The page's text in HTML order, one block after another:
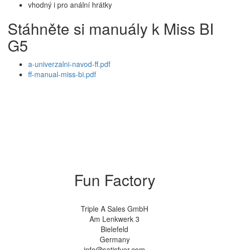
vhodný i pro anální hrátky
Stáhněte si manuály k Miss BI
G5
a-univerzalni-navod-ff.pdf
ff-manual-miss-bi.pdf
Fun Factory
Triple A Sales GmbH
Am Lenkwerk 3
Bielefeld
Germany